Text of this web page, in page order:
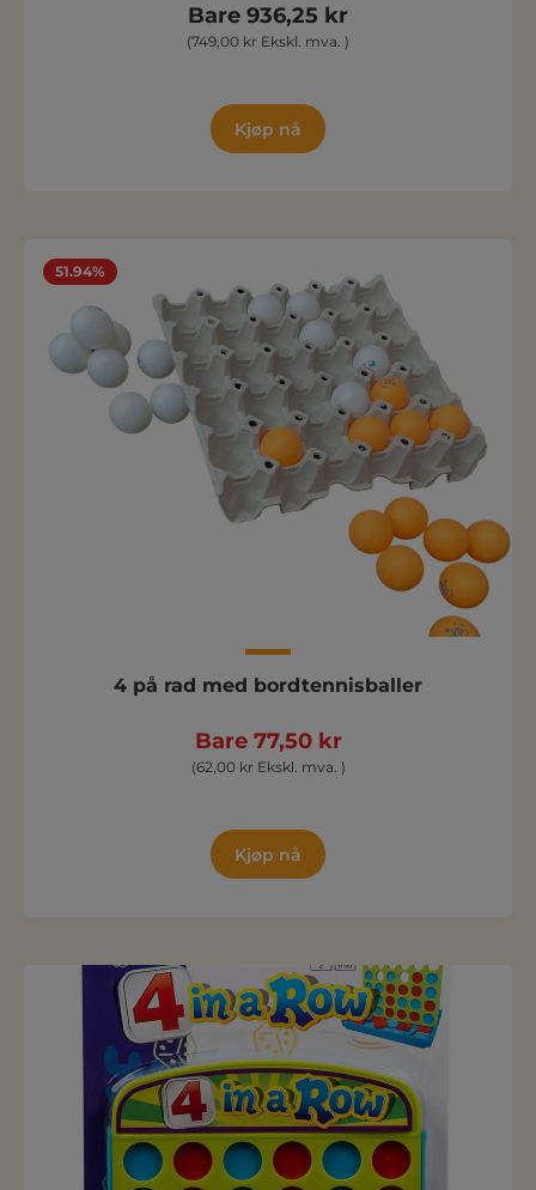
Bare 936,25 kr
(749,00 kr Ekskl. mva. )
Kjøp nå
51.94%
4 på rad med bordtennisballer
Bare 77,50 kr
(62,00 kr Ekskl. mva. )
Kjøp nå